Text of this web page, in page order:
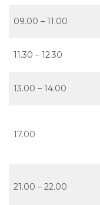
09.00 – 11.00
11.30 – 12.30
13.00 – 14.00
17.00
21.00 – 22.00